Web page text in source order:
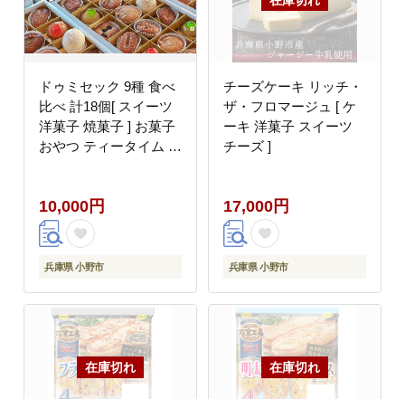
ドゥミセック 9種 食べ
比べ 計18個[ スイーツ
洋菓子 焼菓子 ] お菓子
おやつ ティータイム し
答用 ギフト 手土産 自
宅用
10,000円
兵庫県 小野市
チーズケーキ リッチ・
ザ・フロマージュ [ ケ
ーキ 洋菓子 スイーツ
チーズ ]
17,000円
兵庫県 小野市